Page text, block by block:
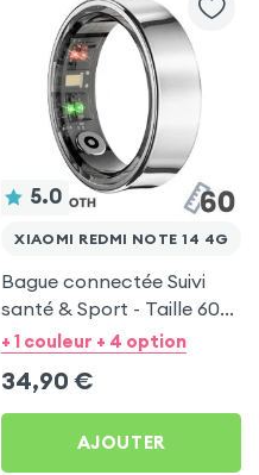
5.0
XIAOMI REDMI NOTE 14 4G
Bague connectée Suivi
santé & Sport - Taille 60
Argent
+ 1 couleur + 4 option
34,90 €
AJOUTER